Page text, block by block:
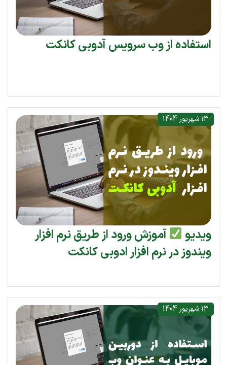
استفاده از وب سرویس آدوبی کانکت
13 شهریور 1404
ویدیو
آموزش ورود از طریق نرم افزار
ویندوز در نرم افزار ادوبی کانکت
13 شهریور 1404